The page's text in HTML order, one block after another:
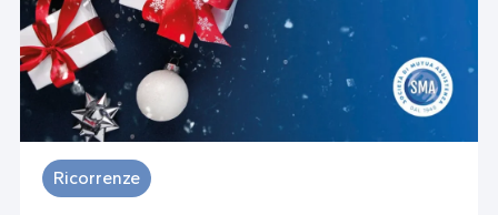
Ricorrenze